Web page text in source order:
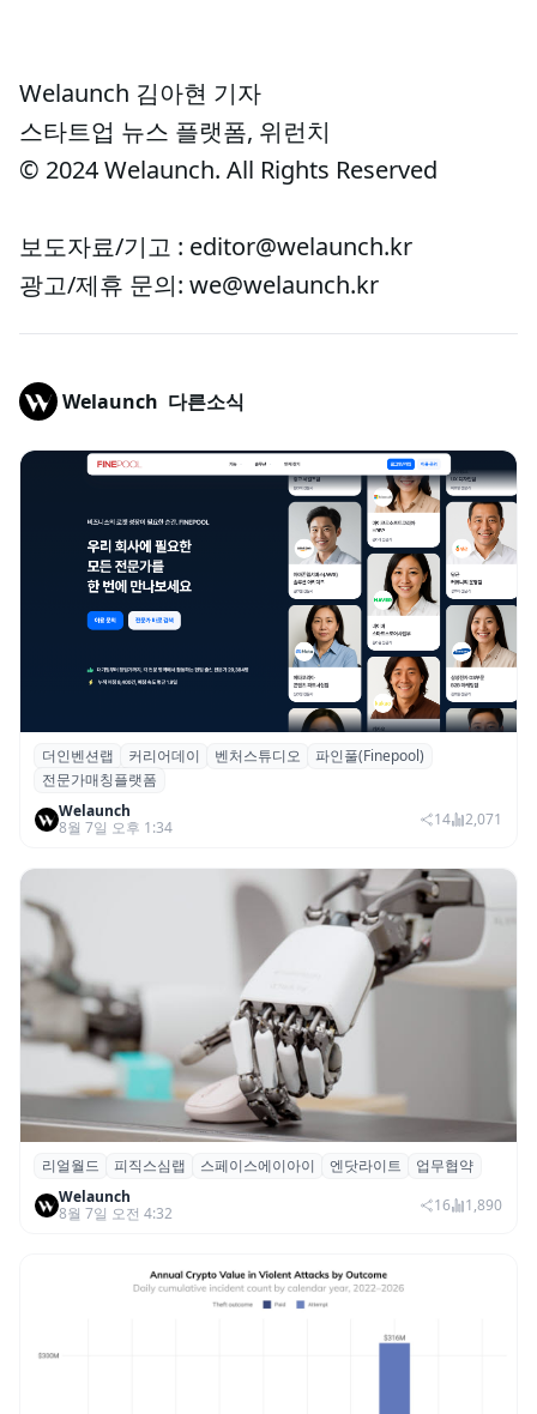
Welaunch 김아현 기자
스타트업 뉴스 플랫폼, 위런치
© 2024 Welaunch. All Rights Reserved
보도자료/기고 : editor@welaunch.kr
광고/제휴 문의: we@welaunch.kr
Welaunch 다른소식
더인벤션랩·커리어데이, 스타트업 전문가 매
칭 플랫폼 ‘파인풀’ 출시
더인벤션랩 커리어데이 벤처스튜디오
파인풀(Finepool)
전문가매칭플랫폼
Welaunch
8월 7일 오후 1:34
14 2,071
리얼월드, 로봇테크 스타트업 3곳과 손잡고
휴머노이드 표준 만든다
리얼월드 피직스심랩 스페이스에이아이 엔닷라이트
업무협약
Welaunch
8월 7일 오전 4:32
16 1,890